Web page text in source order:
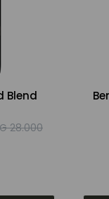
Blend
28.000